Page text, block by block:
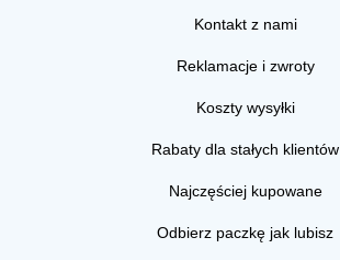
Kontakt z nami
Reklamacje i zwroty
Koszty wysyłki
Rabaty dla stałych klientów
Najczęściej kupowane
Odbierz paczkę jak lubisz